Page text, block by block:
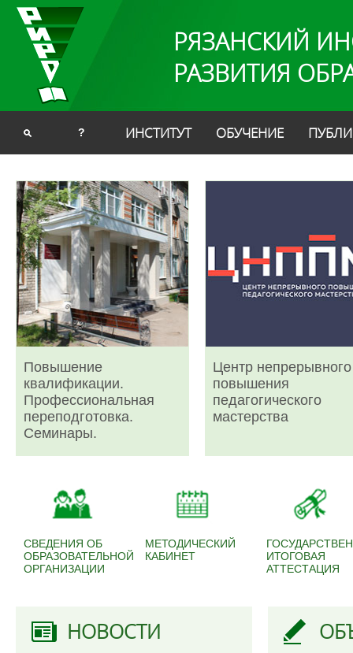
РЯЗАНСКИЙ
РАЗВИТИЯ
? ИНСТИТУТ ОБУЧЕНИЕ
Повышение
квалификации.
Профессиональная
переподготовка.
Семинары.
Центр непрерывного
повышения
педагогического
мастерства
СВЕДЕНИЯ ОБ
ОБРАЗОВАТЕЛЬНОЙ
ОРГАНИЗАЦИИ
МЕТОДИЧЕСКИЙ
КАБИНЕТ
ИТОГОВАЯ
АТТЕСТАЦИЯ
НОВОСТИ